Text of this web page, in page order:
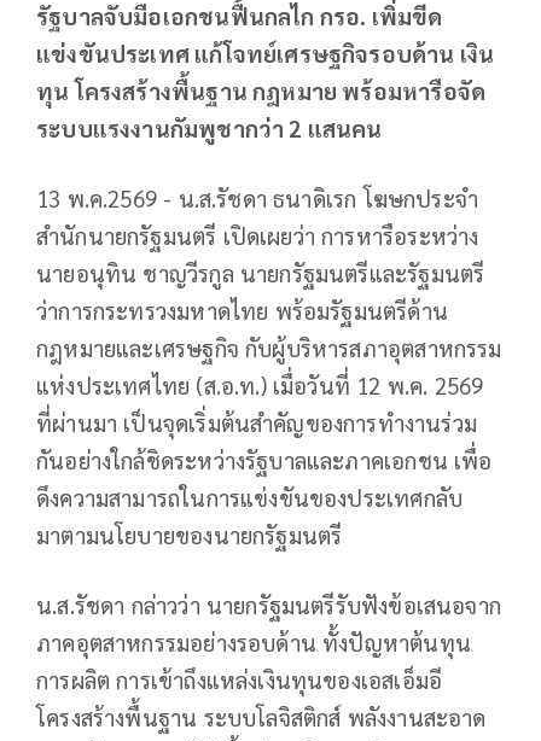
รัฐบาลจับมือเอกชนฟื้นกลไก กรอ. เพิ่มขีด
แข่งขันประเทศ แก้โจทย์เศรษฐกิจรอบด้าน เงิน
ทุน โครงสร้างพื้นฐาน กฎหมาย พร้อมหารือจัด
ระบบแรงงานกัมพูชากว่า 2 แสนคน
13 พ.ค.2569 - น.ส.รัชดา ธนาดิเรก โฆษกประจำ
สำนักนายกรัฐมนตรี เปิดเผยว่า การหารือระหว่าง
นายอนุทิน ชาญวีรกูล นายกรัฐมนตรีและรัฐมนตรี
ว่าการกระทรวงมหาดไทย พร้อมรัฐมนตรีด้าน
กฎหมายและเศรษฐกิจ กับผู้บริหารสภาอุตสาหกรรม
แห่งประเทศไทย (ส.อ.ท.) เมื่อวันที่ 12 พ.ค. 2569
ที่ผ่านมา เป็นจุดเริ่มต้นสำคัญของการทำงานร่วม
กันอย่างใกล้ชิดระหว่างรัฐบาลและภาคเอกชน เพื่อ
ดึงความสามารถในการแข่งขันของประเทศกลับ
มาตามนโยบายของนายกรัฐมนตรี
น.ส.รัชดา กล่าวว่า นายกรัฐมนตรีรับฟังข้อเสนอจาก
ภาคอุตสาหกรรมอย่างรอบด้าน ทั้งปัญหาต้นทุน
การผลิต การเข้าถึงแหล่งเงินทุนของเอสเอ็มอี
โครงสร้างพื้นฐาน ระบบโลจิสติกส์ พลังงานสะอาด